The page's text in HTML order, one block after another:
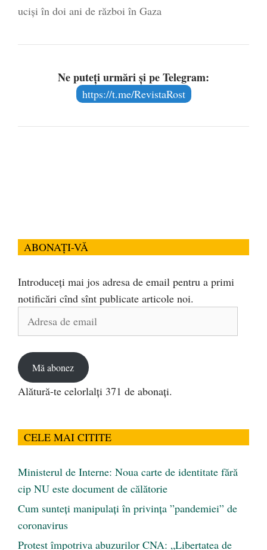
ucişi în doi ani de război în Gaza
Ne puteți urmări și pe Telegram:
https://t.me/RevistaRost
ABONAȚI-VĂ
Introduceți mai jos adresa de email pentru a primi
notificări cînd sînt publicate articole noi.
Adresa
Mă abonez
Alătură-te celorlalți 371 de abonați.
CELE MAI CITITE
Ministerul de Interne: Noua carte de identitate fără
cip NU este document de călătorie
Cum sunteți manipulați în privința ”pandemiei” de
coronavirus
Protest împotriva abuzurilor CNA: „Libertatea de